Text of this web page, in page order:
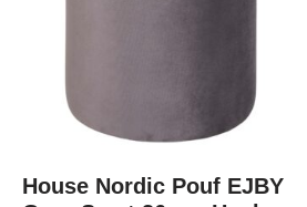
House Nordic Pouf EJBY